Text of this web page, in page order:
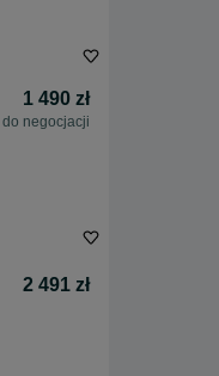
1 490 zł
do negocjacji
2 491 zł